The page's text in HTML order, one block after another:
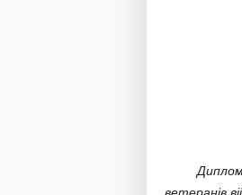
Диплом та